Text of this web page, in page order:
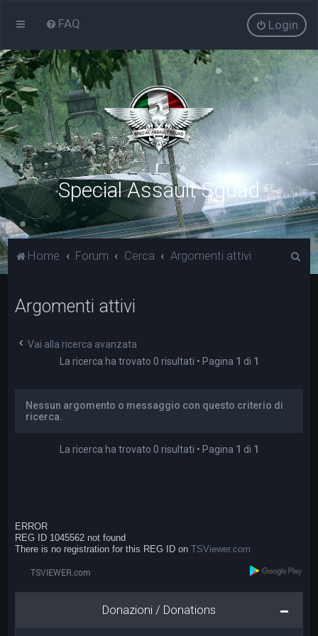
FAQ Login
Special Assault Squad
Home Forum Cerca Argomenti attivi
Argomenti attivi
Vai alla ricerca avanzata
La ricerca ha trovato 0 risultati • Pagina 1 di 1
Nessun argomento o messaggio con questo criterio di
ricerca.
La ricerca ha trovato 0 risultati • Pagina 1 di 1
ERROR
REG ID 1045562 not found
There is no registration for this REG ID onTSViewer.com
Donazioni / Donations